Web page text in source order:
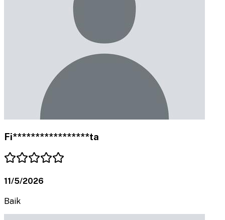
Fi*****************ta
11/5/2026
Baik